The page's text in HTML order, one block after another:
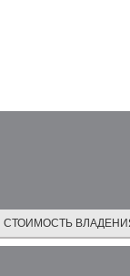
СТОИМОСТЬ